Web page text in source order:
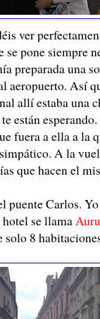
ver
pone siempre
preparada una
aeropuerto. Así
allí estaba una
están
fuera a ella a la
A la
que hacen el
puente Carlos.
se llama
8